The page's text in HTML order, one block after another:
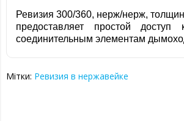
Ревизия 300/360, нерж/нерж,
предоставляет простой
соединительным элементам
Мітки: Ревизия в нержавейке